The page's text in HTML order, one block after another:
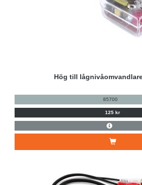
Hög till
85700
125 kr